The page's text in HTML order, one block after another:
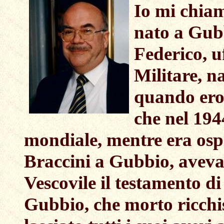
Io mi
nato a
Federico,
Militare,
quando
che nel
mondiale, mentre era
Braccini a Gubbio,
Vescovile il testamento
Gubbio, che morto